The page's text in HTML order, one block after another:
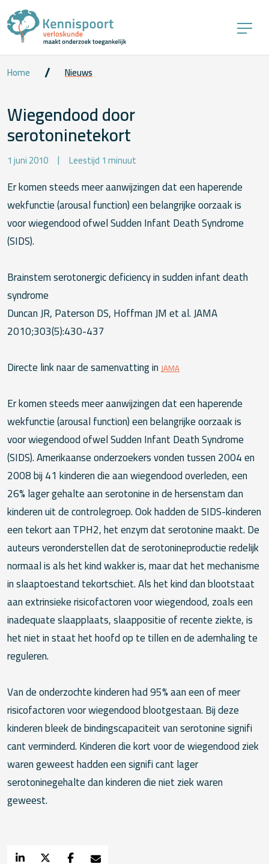
Home Nieuws
Wiegendood door
serotoninetekort
1 juni 2010 Leestijd 1 minuut
Er komen steeds meer aanwijzingen dat een haperende
wekfunctie (arousal function) een belangrijke oorzaak is
voor wiegendood ofwel Sudden Infant Death Syndrome
(SIDS).
Brainstem serotonergic deficiency in sudden infant death
syndrome
Duncan JR, Paterson DS, Hoffman JM et al. JAMA
2010;303(5):430-437
Directe link naar de samenvatting in JAMA
Er komen steeds meer aanwijzingen dat een haperende
wekfunctie (arousal function) een belangrijke oorzaak is
voor wiegendood ofwel Sudden Infant Death Syndrome
(SIDS). Amerikaanse onderzoekers vonden tussen 2004 en
2008 bij 41 kinderen die aan wiegendood overleden, een
26% lager gehalte aan serotonine in de hersenstam dan
kinderen uit de controlegroep. Ook hadden de SIDS-kinderen
een tekort aan TPH2, het enzym dat serotonine maakt. De
auteurs veronderstellen dat de serotonineproductie redelijk
normaal is als het kind wakker is, maar dat het mechanisme
in slaaptoestand tekortschiet. Als het kind dan blootstaat
aan extrinsieke risicofactoren voor wiegendood, zoals een
inadequate slaapplaats, slaappositie of recente ziekte, is
het niet in staat het hoofd op te tillen en de ademhaling te
reguleren.
Van de onderzochte kinderen had 95% aan een of meer
risicofactoren voor wiegendood blootgestaan. Bij deze
kinderen bleek de bindingscapaciteit van serotonine signifi
cant verminderd. Kinderen die kort voor de wiegendood ziek
waren geweest hadden een signifi cant lager
serotoninegehalte dan kinderen die niet ziek waren
geweest.